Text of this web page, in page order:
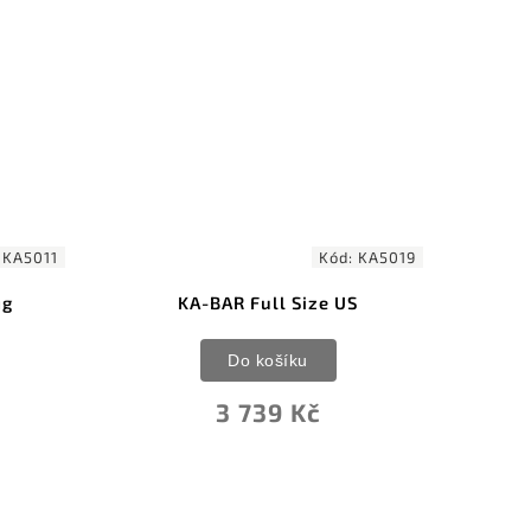
KA5019 Kód:G1069028
Gerber Strongarm Stonewash
2 785 Kč
Do košíku